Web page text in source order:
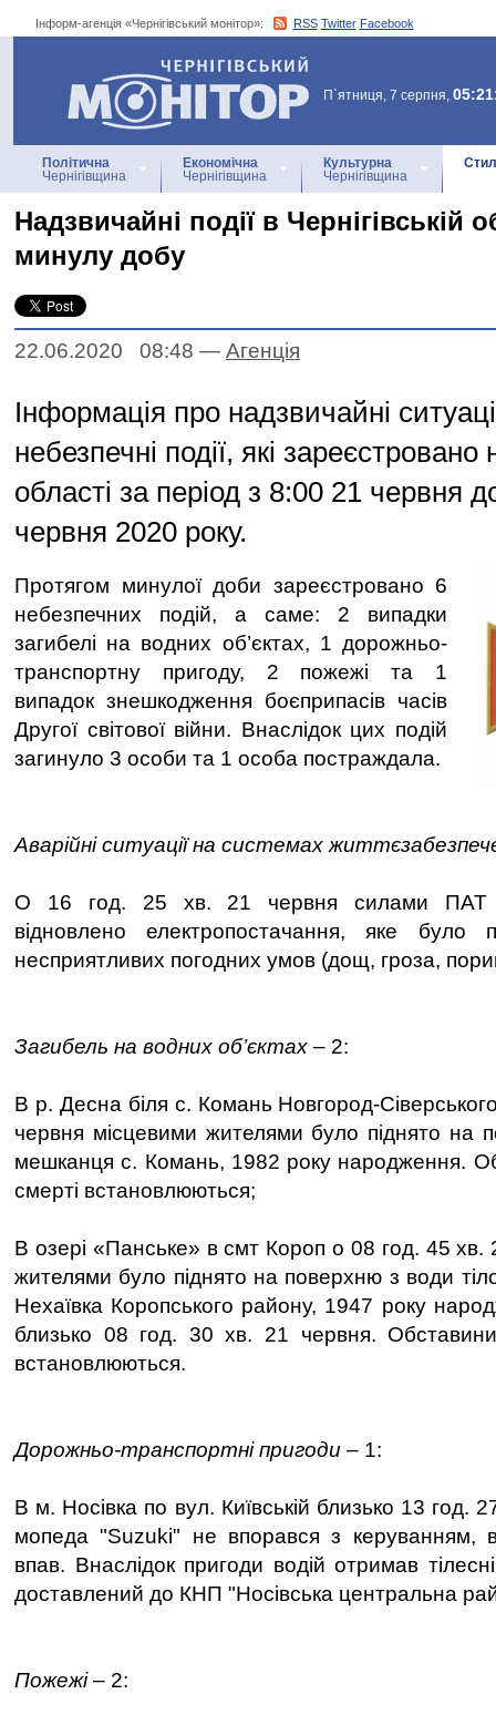
Інформ-агенція «Чернігівський монітор»: RSS Twitter Facebook
Інформ-агенція
«Чернігівський монітор»
П`ятниця, 7 серпня,
Політична
Чернігівщина
Економічна
Чернігівщина
Культурна
Чернігівщина
Надзвичайні події в Чернігівській
минулу добу
22.06.2020 08:48 — Агенцiя
Інформація про надзвичайні
небезпечні події, які зареєстровано
області за період з 8:00 21 червня
червня 2020 року.
Протягом минулої доби зареєстровано 6
небезпечних подій, а саме: 2 випадки
загибелі на водних об’єктах, 1 дорожньо-
транспортну пригоду, 2 пожежі та 1
випадок знешкодження боєприпасів часів
Другої світової війни. Внаслідок цих подій
загинуло 3 особи та 1 особа постраждала.
Аварійні ситуації на системах
О 16 год. 25 хв. 21 червня силами ПАТ
відновлено електропостачання, яке було
несприятливих погодних умов (дощ, гроза,
Загибель на водних об’єктах – 2:
В р. Десна біля с. Комань Новгород-
червня місцевими жителями було піднято на
мешканця с. Комань, 1982 року народження.
смерті встановлюються;
В озері «Панське» в смт Короп о 08 год. 45 хв.
жителями було піднято на поверхню з води
Нехаївка Коропського району, 1947 року
близько 08 год. 30 хв. 21 червня.
встановлюються.
Дорожньо-транспортні пригоди – 1:
В м. Носівка по вул. Київській близько 13 год.
мопеда "Suzuki" не впорався з керуванням,
впав. Внаслідок пригоди водій отримав
доставлений до КНП "Носівська центральна
Пожежі– 2: